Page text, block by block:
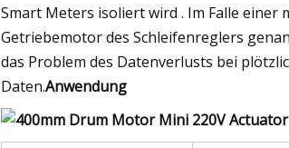
Smart Meters isoliert wird . Im Falle einer
Getriebemotor des Schleifenreglers
das Problem des Datenverlusts bei
Daten.Anwendung